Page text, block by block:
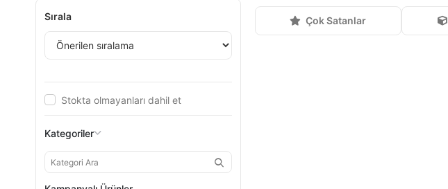
Çok Satanlar
Sırala
Stokta olmayanları dahil et
Kategoriler